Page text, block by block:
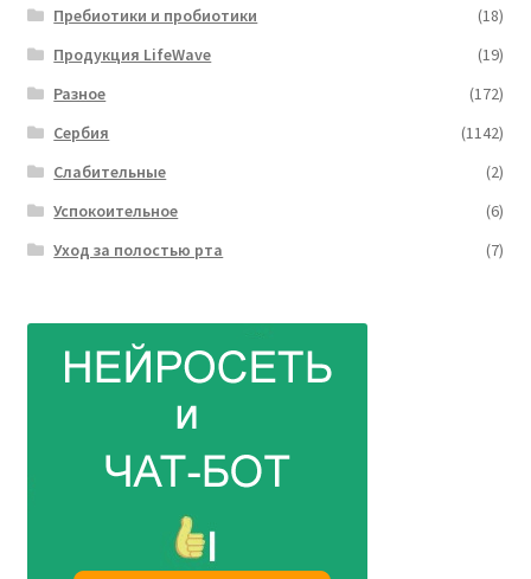
Пребиотики и пробиотики
(18)
Продукция LifeWave
(19)
Разное
(172)
Сербия
(1142)
Слабительные
(2)
Успокоительное
(6)
Уход за полостью рта
(7)